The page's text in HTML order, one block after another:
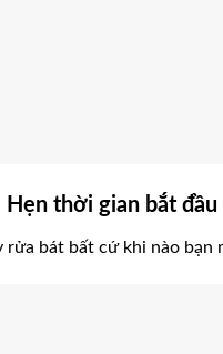
Hẹn thời gian bắt đầu
rửa bát bất cứ khi nào bạn